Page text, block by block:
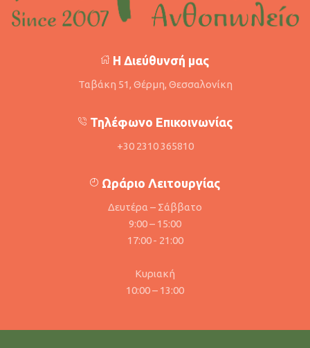
Η Διεύθυνσή μας
Ταβάκη 51, Θέρμη, Θεσσαλονίκη
Τηλέφωνο Επικοινωνίας
+30 2310 365810
Ωράριο Λειτουργίας
Δευτέρα – Σάββατο
9:00 – 15:00
17:00 - 21:00
Κυριακή
10:00 – 13:00